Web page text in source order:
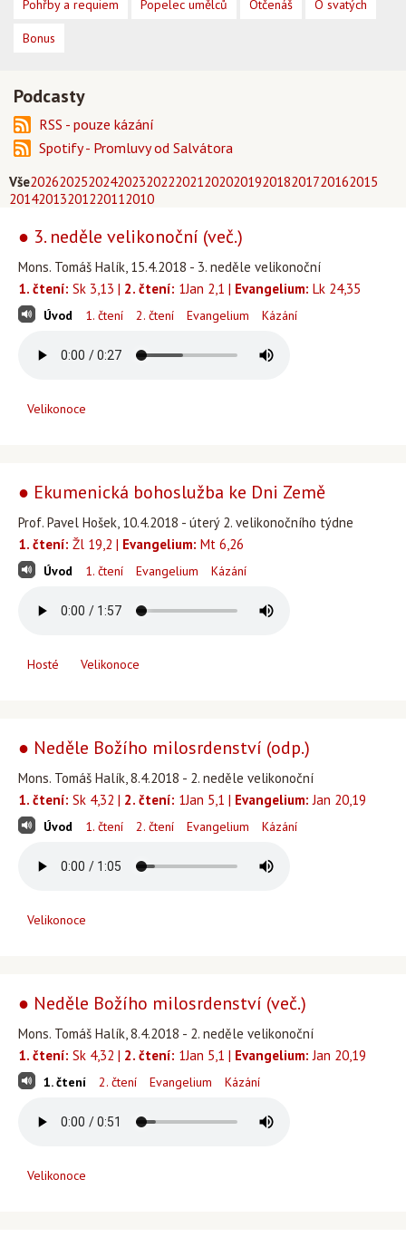
Vše202620252024202320222021202020192018201720162015
20142013201220112010
● 3. neděle velikonoční (več.)
Mons. Tomáš Halík, 15.4.2018 - 3. neděle velikonoční
1. čtení: Sk 3,13 | 2. čtení: 1Jan 2,1 | Evangelium: Lk 24,35
Úvod 1. čtení 2. čtení Evangelium Kázání
Velikonoce
● Ekumenická bohoslužba ke Dni Země
Prof. Pavel Hošek, 10.4.2018 - úterý 2. velikonočního týdne
1. čtení: Žl 19,2 | Evangelium: Mt 6,26
Úvod 1. čtení Evangelium Kázání
Hosté Velikonoce
● Neděle Božího milosrdenství (odp.)
Mons. Tomáš Halík, 8.4.2018 - 2. neděle velikonoční
1. čtení: Sk 4,32 | 2. čtení: 1Jan 5,1 | Evangelium: Jan 20,19
Úvod 1. čtení 2. čtení Evangelium Kázání
Velikonoce
● Neděle Božího milosrdenství (več.)
Mons. Tomáš Halík, 8.4.2018 - 2. neděle velikonoční
1. čtení: Sk 4,32 | 2. čtení: 1Jan 5,1 | Evangelium: Jan 20,19
1. čtení 2. čtení Evangelium Kázání
Velikonoce
Pohřby a requiem Popelec umělců Otčenáš O svatých
Bonus
Podcasty
RSS - pouze kázání
Spotify - Promluvy od Salvátora